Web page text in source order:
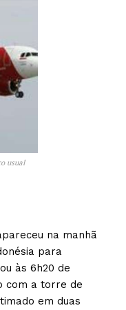
usual
na manhã
para
às 6h20 de
com a torre de
em duas